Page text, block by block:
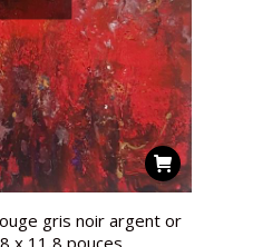
gris noir argent or
x 11,8 pouces